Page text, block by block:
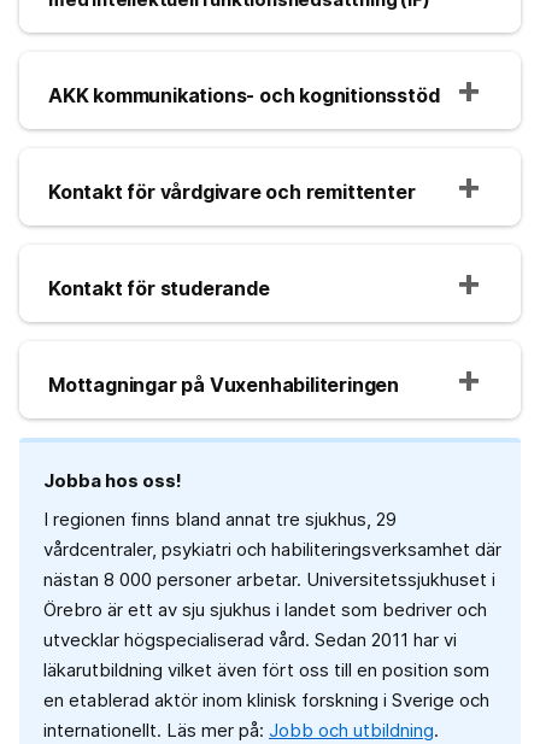
AKK kommunikations- och kognitionsstöd
Kontakt för vårdgivare och remittenter
Kontakt för studerande
Mottagningar på Vuxenhabiliteringen
Jobba hos oss!
I regionen finns bland annat tre sjukhus, 29
vårdcentraler, psykiatri och habiliteringsverksamhet där
nästan 8 000 personer arbetar. Universitetssjukhuset i
Örebro är ett av sju sjukhus i landet som bedriver och
utvecklar högspecialiserad vård. Sedan 2011 har vi
läkarutbildning vilket även fört oss till en position som
en etablerad aktör inom klinisk forskning i Sverige och
internationellt. Läs mer på: Jobb och utbildning.